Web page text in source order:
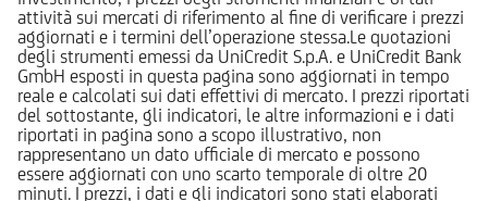
attività sui mercati di riferimento al fine di verificare i prezzi
aggiornati e i termini dell’operazione stessa.Le quotazioni
degli strumenti emessi da UniCredit S.p.A. e UniCredit Bank
GmbH esposti in questa pagina sono aggiornati in tempo
reale e calcolati sui dati effettivi di mercato. I prezzi riportati
del sottostante, gli indicatori, le altre informazioni e i dati
riportati in pagina sono a scopo illustrativo, non
rappresentano un dato ufficiale di mercato e possono
essere aggiornati con uno scarto temporale di oltre 20
minuti. I prezzi, i dati e gli indicatori sono stati elaborati